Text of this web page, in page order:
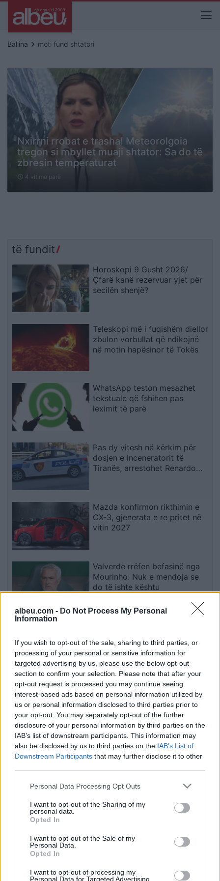
albeu.com - Do Not Process My Personal
Information
If you wish to opt-out of the sale, sharing to third parties, or
processing of your personal or sensitive information for
targeted advertising by us, please use the below opt-out
section to confirm your selection. Please note that after your
opt-out request is processed you may continue seeing
interest-based ads based on personal information utilized by
us or personal information disclosed to third parties prior to
your opt-out. You may separately opt-out of the further
disclosure of your personal information by third parties on the
IAB’s list of downstream participants. This information may
also be disclosed by us to third parties on the IAB’s List of
Downstream Participants that may further disclose it to other
Personal Data Processing Opt Outs
I want to opt-out of the Sharing of my
personal data.
Opted In
I want to opt-out of the Sale of my
Personal Data.
Opted In
I want to opt-out of processing my
Personal Data for Targeted Advertising.
Ballina keyboard_arrow_right moti fund shtatori
Nxirrni rrobat e trasha! Meteorolgoia
tregon si mbyllet muaji shtator: Sa do të
zbresin temperaturat
schedule 4 vit me parë
të fundit
Horoskopi 9 Gusht 2026/
Çfarë kanë rezervuar yjet për
secilën shenjë?
Teleskopi më i fuqishëm diellor
zbulon vorbullat që ndikojnë
në motin hapësinor të Tokës
WhatsApp teston mesazhet
tekstuale që fshihen pas
leximit të parë
Pas dy vitesh në kërkim për
dosjen e inceneratorit të
Tiranës, arrestohet Renardo
Mazda konfirmon rikthimin e
CX-3, gjenerata e re pritet në
vitin 2027
Valverde rrëfen befasinë nga
Mourinho: Nuk e mendoja se
do të ishte kështu
dhe flakët u përhapën drejt
malit
Esim for USA|Esim for Italy| Esim for Spain | Esim